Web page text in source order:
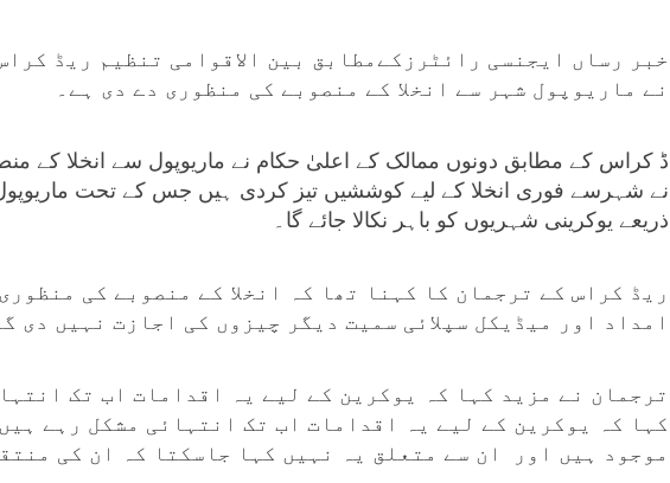
خبر رساں ایجنسی رائٹرزکےمطابق بین الاقوامی تنظیم ریڈ
نے ماریوپول شہر سے انخلا کے منصوبے کی منظوری دے دی ہے۔
ڈ کراس کے مطابق دونوں ممالک کے اعلیٰ حکام نے ماریوپول سے انخلا کے
ذریعے یوکرینی شہریوں کو باہر نکالا جائے گا۔
ریڈ کراس کے ترجمان کا کہنا تھا کہ انخلا کے منصوبے کی
امداد اور میڈیکل سپلائی سمیت دیگر چیزوں کی اجازت نہیں دی
ترجمان نے مزید کہا کہ یوکرین کے لیے یہ اقدامات اب تک
کہا کہ یوکرین کے لیے یہ اقدامات اب تک انتہائی مشکل رہے
موجود ہیں اور ان سے متعلق یہ نہیں کہا جاسکتا کہ ان کی